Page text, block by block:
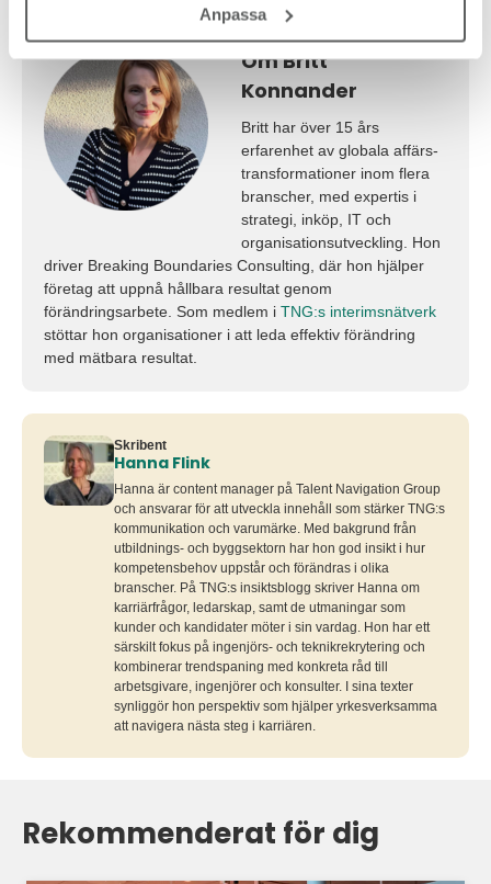
Anpassa
Om Britt
Konnander
Britt har över 15 års
erfarenhet av globala affärs­
transformationer inom flera
branscher, med expertis i
strategi, inköp, IT och
organisationsutveckling. Hon
driver Breaking Boundaries Consulting, där hon hjälper
företag att uppnå hållbara resultat genom
förändringsarbete. Som medlem i TNG:s interimsnätverk
stöttar hon organisationer i att leda effektiv förändring
med mätbara resultat.
Skribent
Hanna Flink
Hanna är content manager på Talent Navigation Group
och ansvarar för att utveckla innehåll som stärker TNG:s
kommunikation och varumärke. Med bakgrund från
utbildnings- och byggsektorn har hon god insikt i hur
kompetensbehov uppstår och förändras i olika
branscher. På TNG:s insiktsblogg skriver Hanna om
karriärfrågor, ledarskap, samt de utmaningar som
kunder och kandidater möter i sin vardag. Hon har ett
särskilt fokus på ingenjörs- och teknikrekrytering och
kombinerar trendspaning med konkreta råd till
arbetsgivare, ingenjörer och konsulter. I sina texter
synliggör hon perspektiv som hjälper yrkesverksamma
att navigera nästa steg i karriären.
Rekommenderat för dig